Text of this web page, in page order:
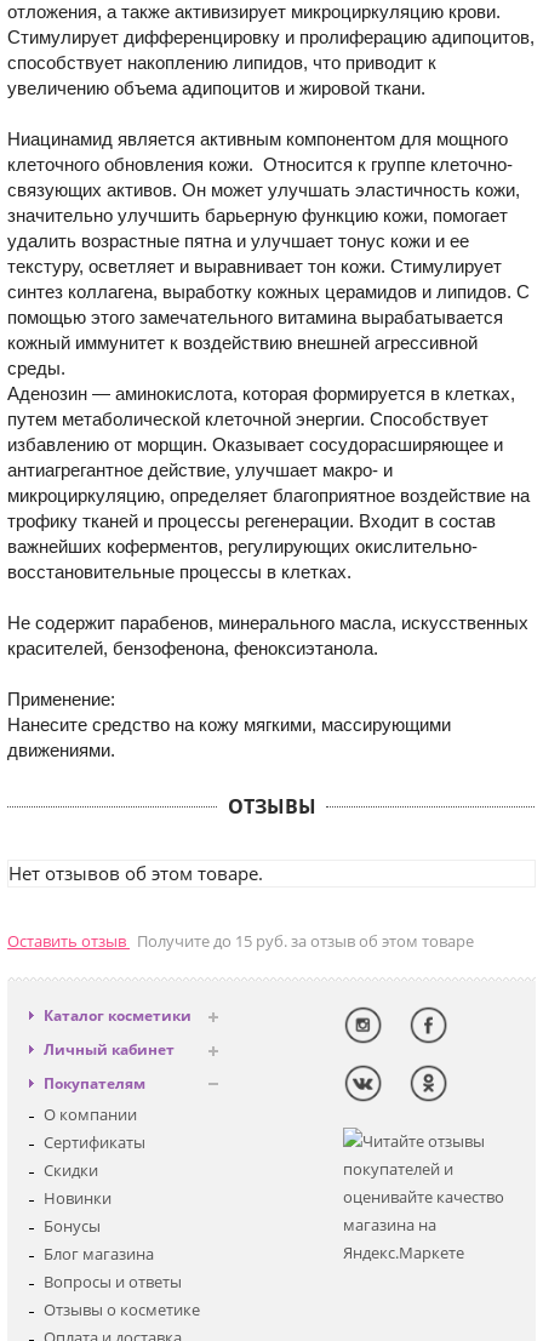
отложения, а также активизирует микроциркуляцию крови.
Стимулирует дифференцировку и пролиферацию адипоцитов,
способствует накоплению липидов, что приводит к
увеличению объема адипоцитов и жировой ткани.
Ниацинамид является активным компонентом для мощного
клеточного обновления кожи. Относится к группе клеточно-
связующих активов. Он может улучшать эластичность кожи,
значительно улучшить барьерную функцию кожи, помогает
удалить возрастные пятна и улучшает тонус кожи и ее
текстуру, осветляет и выравнивает тон кожи. Стимулирует
синтез коллагена, выработку кожных церамидов и липидов. С
помощью этого замечательного витамина вырабатывается
кожный иммунитет к воздействию внешней агрессивной
среды.
Аденозин — аминокислота, которая формируется в клетках,
путем метаболической клеточной энергии. Способствует
избавлению от морщин. Оказывает сосудорасширяющее и
антиагрегантное действие, улучшает макро- и
микроциркуляцию, определяет благоприятное воздействие на
трофику тканей и процессы регенерации. Входит в состав
важнейших коферментов, регулирующих окислительно-
восстановительные процессы в клетках.
Не содержит парабенов, минерального масла, искусственных
красителей, бензофенона, феноксиэтанола.
Применение:
Нанесите средство на кожу мягкими, массирующими
движениями.
ОТЗЫВЫ
Нет отзывов об этом товаре.
Оставить отзыв Получите до 15 руб. за отзыв об этом товаре
Каталог косметики
Антивозрастная
Декоративная
Для глаз
Для тела
Наборы
Детская
Личный кабинет
Вход
Регистрация
Покупателям
О компании
Сертификаты
Скидки
Новинки
Бонусы
Блог магазина
Вопросы и ответы
Отзывы о косметике